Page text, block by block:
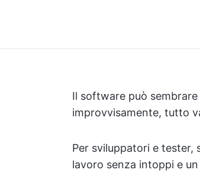
Il software può
improvvisamente, tutto
Per sviluppatori e tester,
lavoro senza intoppi e